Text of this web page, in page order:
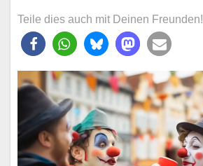
Teile dies auch mit Deinen Freunden!